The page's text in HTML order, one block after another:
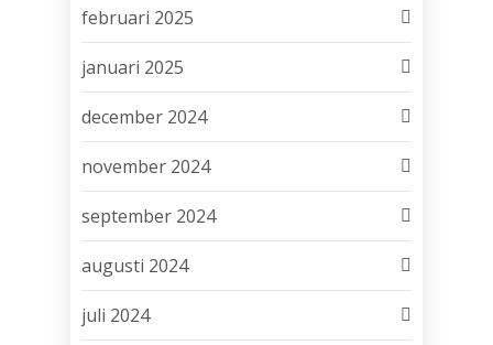
februari 2025
januari 2025
december 2024
november 2024
september 2024
augusti 2024
juli 2024